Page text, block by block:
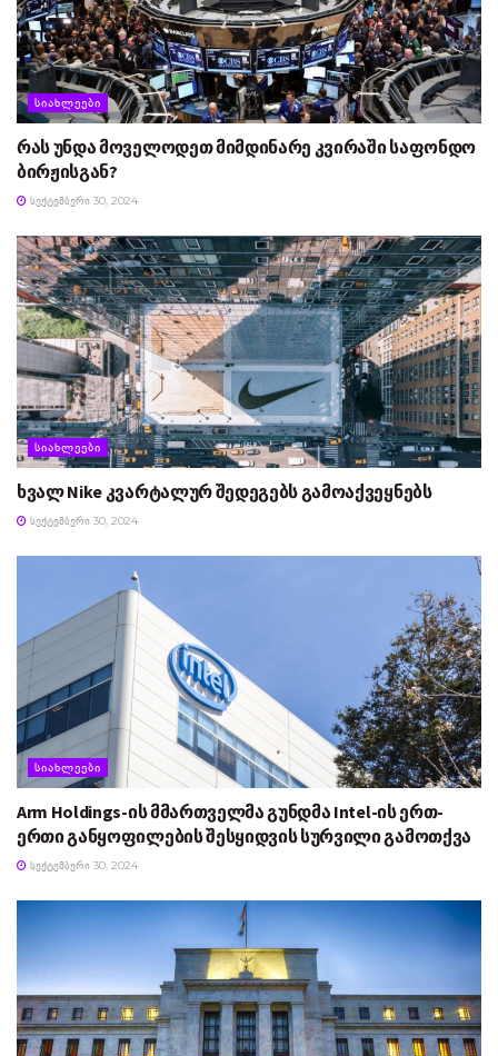
ᲡᲘᲐᲮᲚᲔᲔᲑᲘ
რას უნდა მოველოდეთ მიმდინარე კვირაში საფონდო
ბირჟისგან?
ᲡᲔᲥᲢᲔᲛᲑᲔᲠᲘ 30, 2024
ᲡᲘᲐᲮᲚᲔᲔᲑᲘ
ხვალ Nike კვარტალურ შედეგებს გამოაქვეყნებს
ᲡᲔᲥᲢᲔᲛᲑᲔᲠᲘ 30, 2024
ᲡᲘᲐᲮᲚᲔᲔᲑᲘ
Arm Holdings-ის მმართველმა გუნდმა Intel-ის ერთ-
ერთი განყოფილების შესყიდვის სურვილი გამოთქვა
ᲡᲔᲥᲢᲔᲛᲑᲔᲠᲘ 30, 2024